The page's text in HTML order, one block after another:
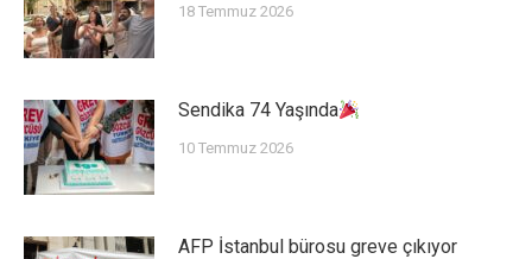
18 Temmuz 2026
Sendika 74 Yaşında
10 Temmuz 2026
AFP İstanbul bürosu greve çıkıyor